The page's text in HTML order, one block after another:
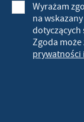
Wyrażam
na
Zgoda
prywatności